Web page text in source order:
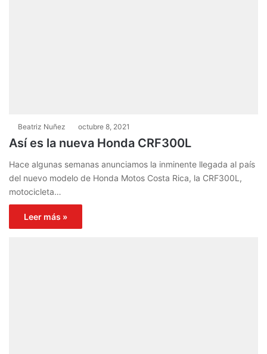
Beatriz Nuñez octubre 8, 2021
Así es la nueva Honda CRF300L
Hace algunas semanas anunciamos la inminente llegada al país
del nuevo modelo de Honda Motos Costa Rica, la CRF300L,
motocicleta…
Leer más »